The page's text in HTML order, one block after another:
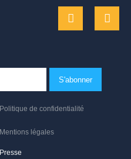
Politique de confidentialité
Mentions légales
Presse
S'abonner